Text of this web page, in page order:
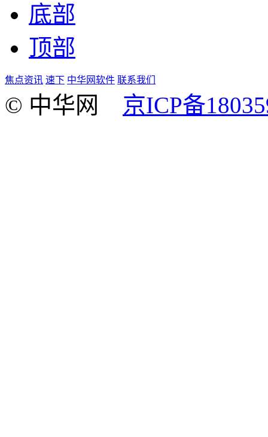
底部
顶部
焦点资讯 速下 中华网软件 联系我们
© 中华网 京ICP备